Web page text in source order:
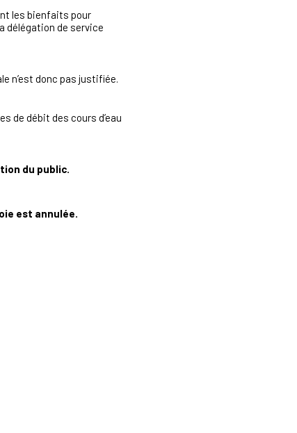
les bienfaits pour
délégation de service
n’est donc pas justifiée.
de débit des cours d’eau
du public.
est annulée.